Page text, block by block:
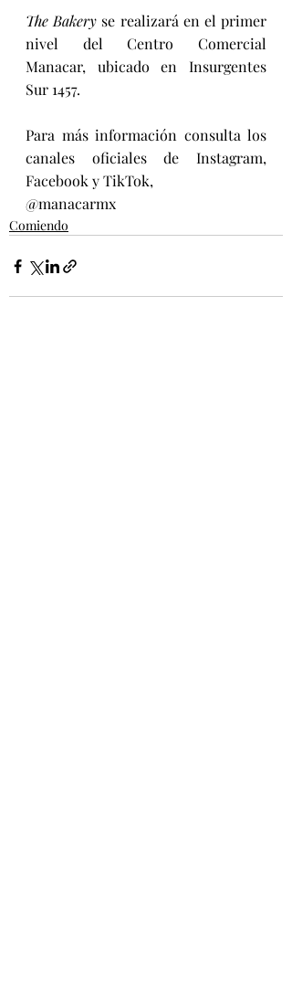
The Bakery se realizará en el primer
nivel del Centro Comercial
Manacar, ubicado en Insurgentes
Sur 1457.
Para más información consulta los
canales oficiales de Instagram,
Facebook y TikTok,
@manacarmx
Comiendo